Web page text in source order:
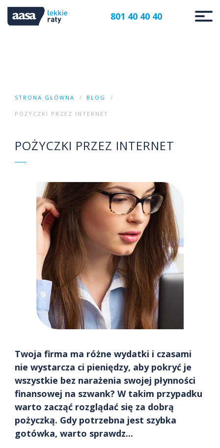
801 40 40 40
STRONA GŁÓWNA BLOG
POŻYCZKI PRZEZ INTERNET
POŻYCZKI PRZEZ INTERNET
Twoja firma ma różne wydatki i czasami
nie wystarcza ci pieniędzy, aby pokryć je
wszystkie bez narażenia swojej płynności
finansowej na szwank? W takim przypadku
warto zacząć rozglądać się za dobrą
pożyczką. Gdy potrzebna jest szybka
gotówka, warto sprawdz...